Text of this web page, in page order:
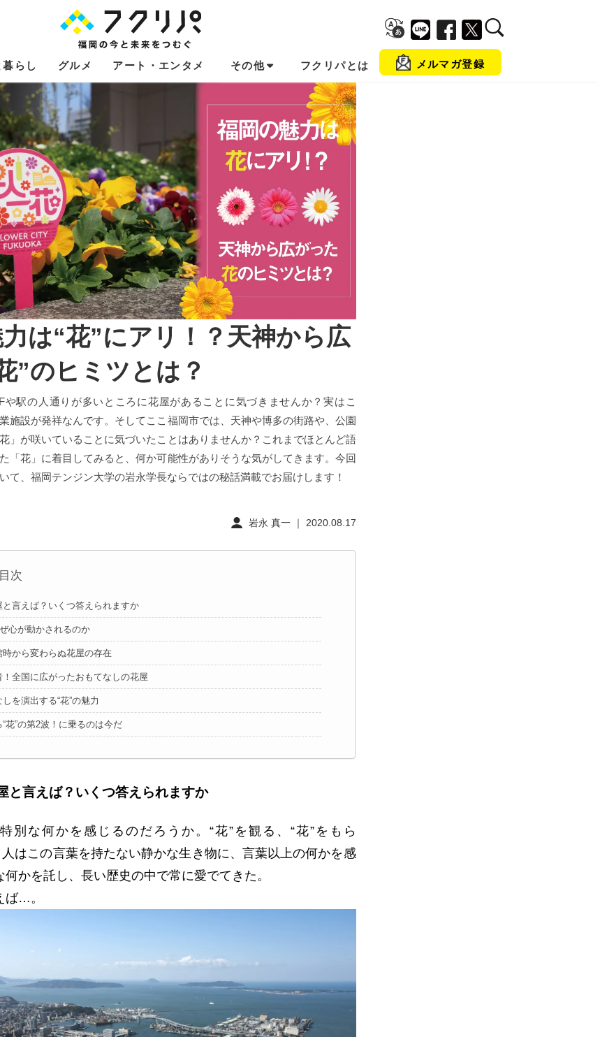
暮らし グルメ アート・エンタメ その他 フクリパとは メルマガ登録
は“花”にアリ！？天神から広
”のヒミツとは？
や駅の人通りが多いところに花屋があることに気づきませんか？実はこ
施設が発祥なんです。そしてここ福岡市では、天神や博多の街路や、公園
」が咲いていることに気づいたことはありませんか？これまでほとんど語
「花」に着目してみると、何か可能性がありそうな気がしてきます。今回
て、福岡テンジン大学の岩永学長ならではの秘話満載でお届けします！
岩永 真一 ｜ 2020.08.17
次
と言えば？いくつ答えられますか
心が動かされるのか
時から変わらぬ花屋の存在
！全国に広がったおもてなしの花屋
を演出する“花”の魅力
花”の第2波！に乗るのは今だ
と言えば？いくつ答えられますか
別な何かを感じるのだろうか。“花”を観る、“花”をもら
人はこの言葉を持たない静かな生き物に、言葉以上の何かを感
何かを託し、長い歴史の中で常に愛でてきた。
ば…。